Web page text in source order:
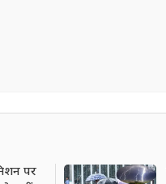
पर